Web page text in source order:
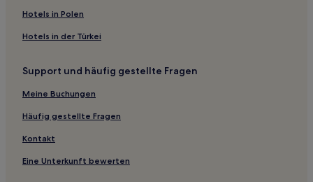
Santo Antão: Hotels
Hotels nahe Igreja de São Pelegrino
Sonnenuntergang: Hotels
Caxias do Sul Zentrum: Hotels
Hotels nahe Parque do Cinquentenário
Jardim Eldorado: Hotels
Stadtzentrum von Gramado: Hotels
Hotels in Polen
Hotels in der Türkei
Support und häufig gestellte Fragen
Meine Buchungen
Häufig gestellte Fragen
Kontakt
Eine Unterkunft bewerten